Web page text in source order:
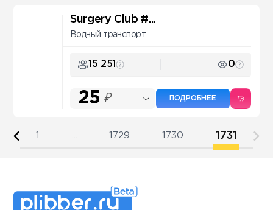
Surgery Club #...
Водный транспорт
15 251 0
25 ₽ ПОДРОБНЕЕ
1729 1730 1731